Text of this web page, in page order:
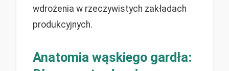
wdrożenia w rzeczywistych zakładach
produkcyjnych.
Anatomia wąskiego gardła: